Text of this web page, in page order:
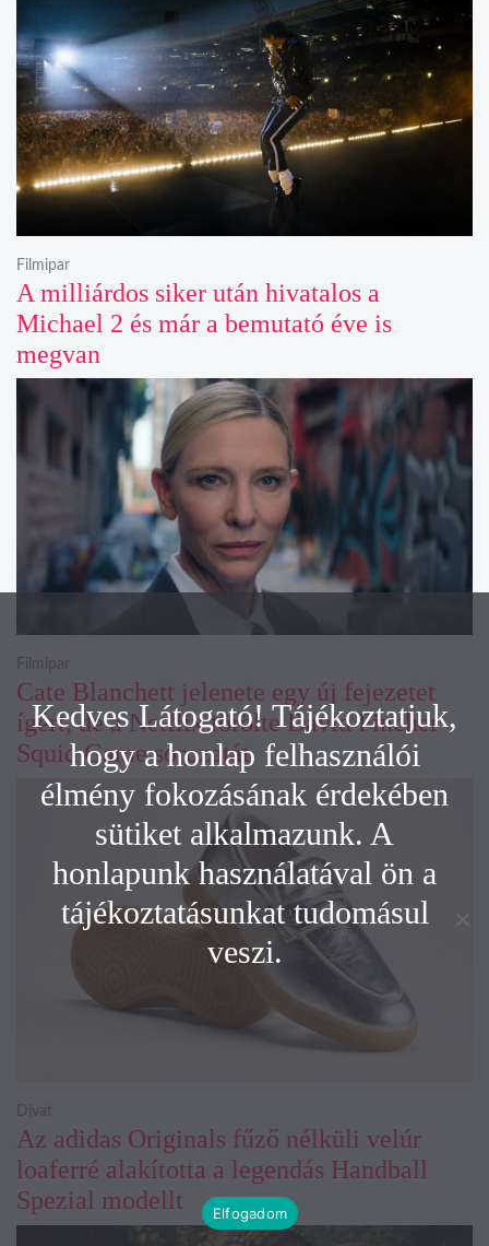
A milliárdos siker után hivatalos a
Michael 2 és már a bemutató éve is
megvan
Filmipar
Cate Blanchett jelenete egy új fejezetet
ígért, de a Netflix törölte David Fincher
Squid Game sorozatát
Filmipar
Az adidas Originals fűző nélküli velúr
loaferré alakította a legendás Handball
Spezial modellt
Divat
Kedves Látogató! Tájékoztatjuk,
hogy a honlap felhasználói
élmény fokozásának érdekében
sütiket alkalmazunk. A
honlapunk használatával ön a
tájékoztatásunkat tudomásul
veszi.
Elfogadom